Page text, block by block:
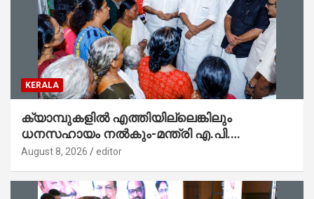
KERALA
ക്യാമ്പുകളിൽ എത്തിയില്ലെങ്കിലും
ധനസഹായം നൽകും-മന്ത്രി എ.പി.
അനിൽകുമാർ
August 8, 2026 editor